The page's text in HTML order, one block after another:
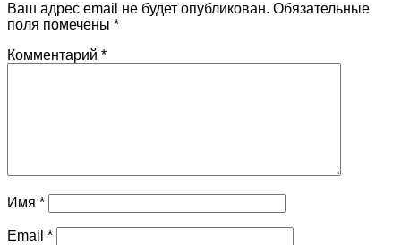
Ваш адрес email не будет опубликован. Обязательные
поля помечены *
Комментарий *
Имя *
Email *